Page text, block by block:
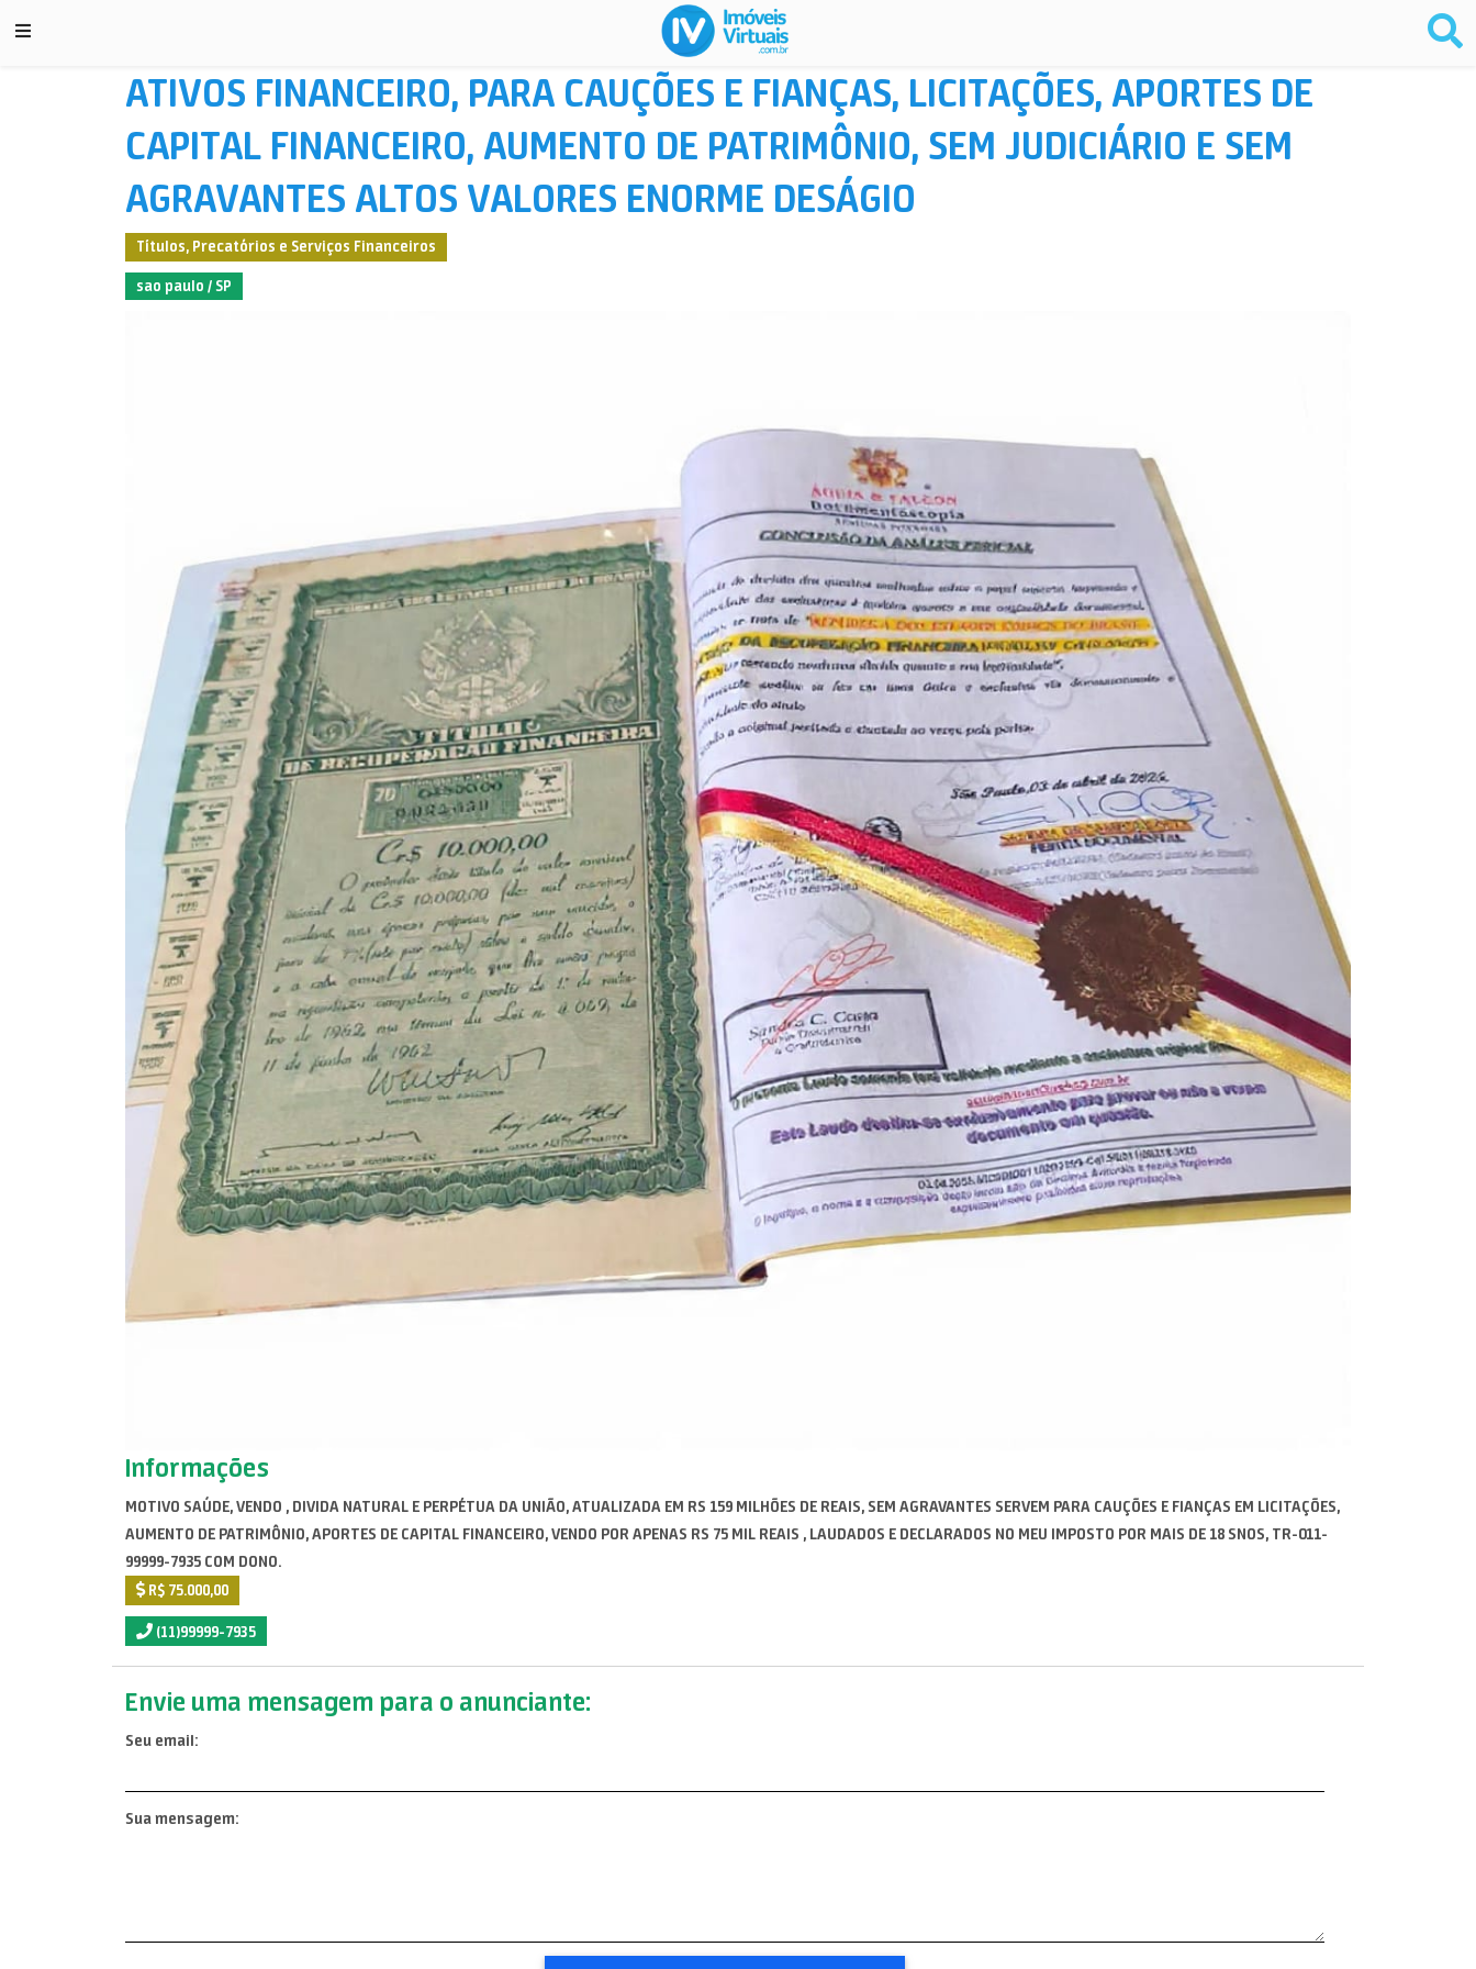
ATIVOS FINANCEIRO, PARA CAUÇÕES E FIANÇAS, LICITAÇÕES, APORTES DE
CAPITAL FINANCEIRO, AUMENTO DE PATRIMÔNIO, SEM JUDICIÁRIO E SEM
AGRAVANTES ALTOS VALORES ENORME DESÁGIO
Títulos, Precatórios e Serviços Financeiros
sao paulo / SP
Informações
MOTIVO SAÚDE, VENDO , DIVIDA NATURAL E PERPÉTUA DA UNIÃO, ATUALIZADA EM RS 159 MILHÕES DE REAIS, SEM AGRAVANTES SERVEM PARA CAUÇÕES E FIANÇAS EM LICITAÇÕES,
AUMENTO DE PATRIMÔNIO, APORTES DE CAPITAL FINANCEIRO, VENDO POR APENAS RS 75 MIL REAIS , LAUDADOS E DECLARADOS NO MEU IMPOSTO POR MAIS DE 18 SNOS, TR-011-
99999-7935 COM DONO.
R$ 75.000,00
(11)99999-7935
Envie uma mensagem para o anunciante:
Seu email:
Sua mensagem: